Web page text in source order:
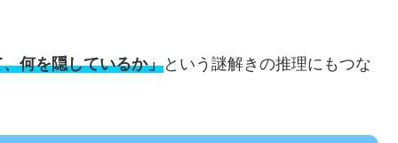
何を隠しているか」という謎解きの推理にもつな